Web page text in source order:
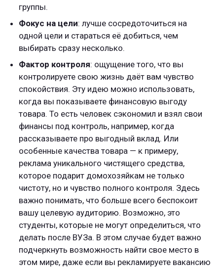
группы.
Фокус на цели: лучше сосредоточиться на
одной цели и стараться её добиться, чем
выбирать сразу несколько.
Фактор контроля: ощущение того, что вы
контролируете свою жизнь даёт вам чувство
спокойствия. Эту идею можно использовать,
когда вы показываете финансовую выгоду
товара. То есть человек сэкономил и взял свои
финансы под контроль, например, когда
рассказываете про выгодный вклад. Или
особенные качества товара — к примеру,
реклама уникального чистящего средства,
которое подарит домохозяйкам не только
чистоту, но и чувство полного контроля. Здесь
важно понимать, что больше всего беспокоит
вашу целевую аудиторию. Возможно, это
студенты, которые не могут определиться, что
делать после ВУЗа. В этом случае будет важно
подчеркнуть возможность найти свое место в
этом мире, даже если вы рекламируете вакансию